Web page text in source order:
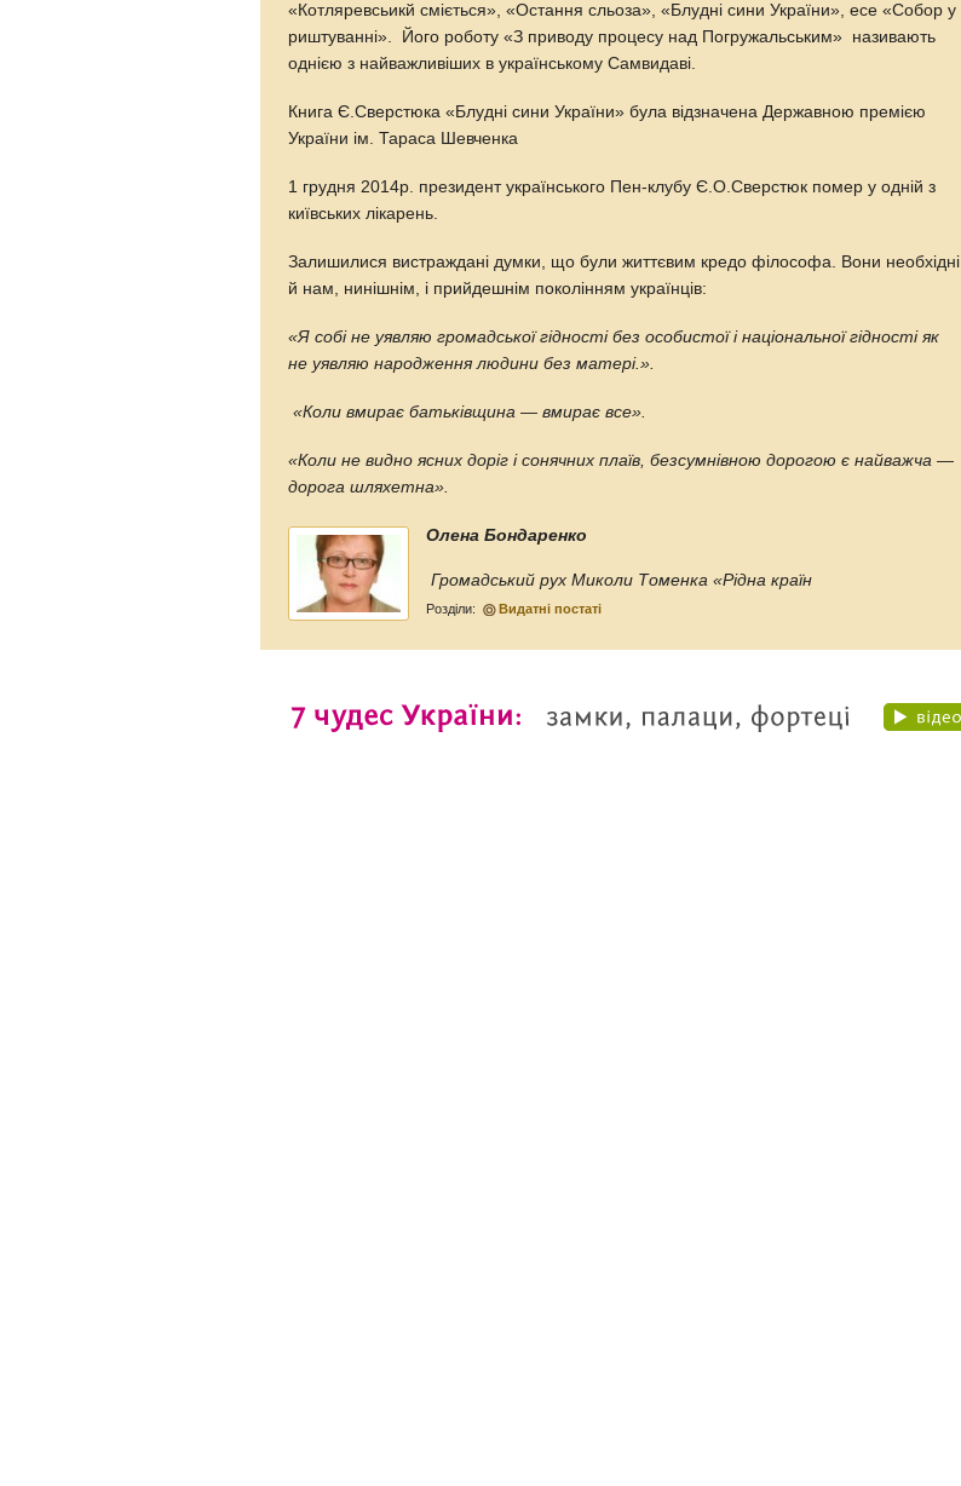
«Котляревсьикй сміється», «Остання сльоза», «Блудні сини України», есе «Собор у
риштуванні». Його роботу «З приводу процесу над Погружальським» називають
однією з найважливіших в українському Самвидаві.
Книга Є.Сверстюка «Блудні сини України» була відзначена Державною премією
України ім. Тараса Шевченка
1 грудня 2014р. президент українського Пен-клубу Є.О.Сверстюк помер у одній з
київських лікарень.
Залишилися вистраждані думки, що були життєвим кредо філософа. Вони необхідні
й нам, нинішнім, і прийдешнім поколінням українців:
«Я собі не уявляю громадської гідності без особистої і національної гідності як
не уявляю народження людини без матері.».
«Коли вмирає батьківщина — вмирає все».
«Коли не видно ясних доріг і сонячних плаїв, безсумнівною дорогою є найважча —
дорога шляхетна».
Олена Бондаренко
Громадський рух Миколи Томенка «Рідна країн
Розділи: Видатні постаті